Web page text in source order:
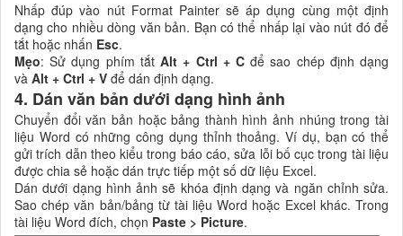
Nhấp đúp vào nút Format Painter sẽ áp dụng cùng một định
dạng cho nhiều dòng văn bản. Bạn có thể nhấp lại vào nút đó để
tắt hoặc nhấn Esc.
Mẹo: Sử dụng phím tắtAlt + Ctrl + Cđể sao chép định dạng
và Alt + Ctrl + V để dán định dạng.
4. Dán văn bản dưới dạng hình ảnh
Chuyển đổi văn bản hoặc bảng thành hình ảnh nhúng trong tài
liệu Word có những công dụng thỉnh thoảng. Ví dụ, bạn có thể
gửi trích dẫn theo kiểu trong báo cáo, sửa lỗi bố cục trong tài liệu
được chia sẻ hoặc dán trực tiếp một số dữ liệu Excel.
Dán dưới dạng hình ảnh sẽ khóa định dạng và ngăn chỉnh sửa.
Sao chép văn bản/bảng từ tài liệu Word hoặc Excel khác. Trong
tài liệu Word đích, chọn Paste > Picture.